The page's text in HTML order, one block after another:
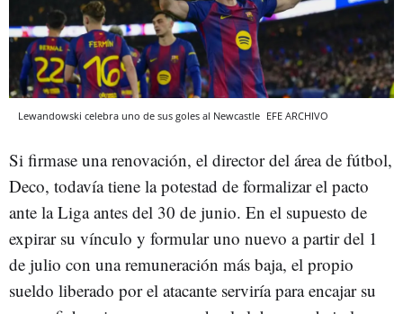
Lewandowski celebra uno de sus goles al Newcastle EFE ARCHIVO
Si firmase una renovación, el director del área de fútbol,
Deco, todavía tiene la potestad de formalizar el pacto
ante la Liga antes del 30 de junio. En el supuesto de
expirar su vínculo y formular uno nuevo a partir del 1
de julio con una remuneración más baja, el propio
sueldo liberado por el atacante serviría para encajar su